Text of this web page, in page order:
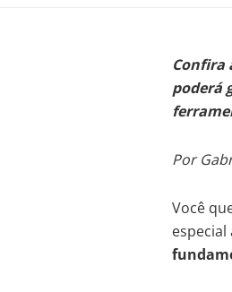
Confira
poderá
Por
Você
especial